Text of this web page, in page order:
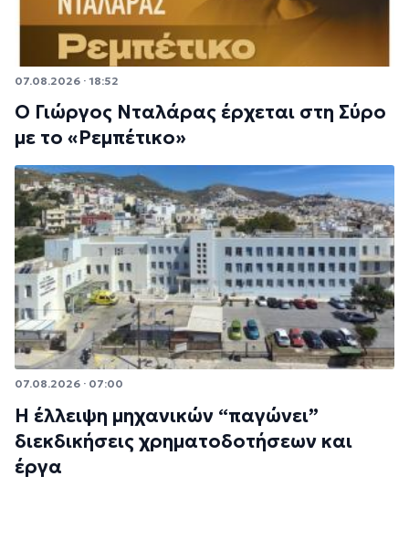
07.08.2026 · 18:52
Ο Γιώργος Νταλάρας έρχεται στη Σύρο
με το «Ρεμπέτικο»
07.08.2026 · 07:00
Η έλλειψη μηχανικών “παγώνει”
διεκδικήσεις χρηματοδοτήσεων και
έργα